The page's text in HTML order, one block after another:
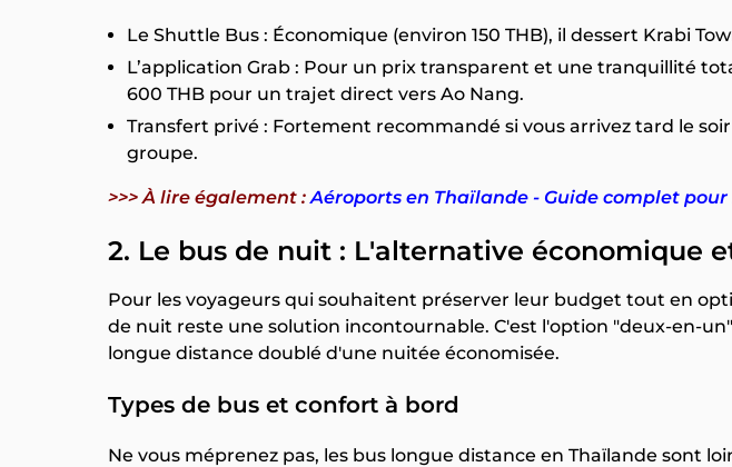
Le Shuttle Bus : Économique (environ 150 THB), il dessert Krabi
L’application Grab : Pour un prix transparent et une tranquillité
600 THB pour un trajet direct vers Ao Nang.
Transfert privé : Fortement recommandé si vous arrivez tard le soir
groupe.
>>> À lire également :Aéroports en Thaïlande - Guide complet pour
2. Le bus de nuit : L'alternative économique
Pour les voyageurs qui souhaitent préserver leur budget tout en
de nuit reste une solution incontournable. C'est l'option "deux-en-
longue distance doublé d'une nuitée économisée.
Types de bus et confort à bord
Ne vous méprenez pas, les bus longue distance en Thaïlande sont